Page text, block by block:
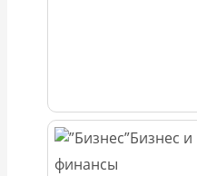
Бизнес и
финансы